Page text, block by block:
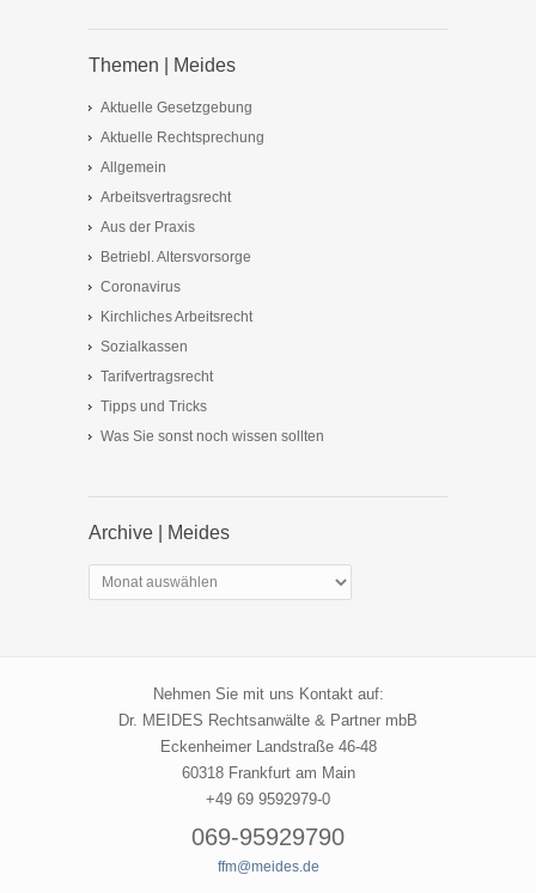
Themen | Meides
Aktuelle Gesetzgebung
Aktuelle Rechtsprechung
Allgemein
Arbeitsvertragsrecht
Aus der Praxis
Betriebl. Altersvorsorge
Coronavirus
Kirchliches Arbeitsrecht
Sozialkassen
Tarifvertragsrecht
Tipps und Tricks
Was Sie sonst noch wissen sollten
Archive | Meides
Archive
|
Nehmen Sie mit uns Kontakt auf:
Dr. MEIDES Rechtsanwälte & Partner mbB
Eckenheimer Landstraße 46-48
60318 Frankfurt am Main
+49 69 9592979-0
069-95929790
ffm@meides.de